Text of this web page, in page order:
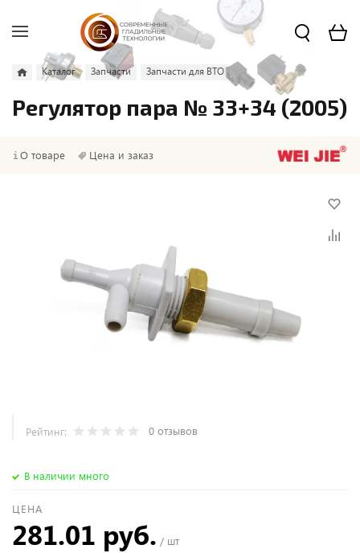
Каталог Запчасти Запчасти для ВТО
Регулятор пара № 33+34 (2005)
О товаре Цена и заказ
Рейтинг: 0 отзывов
В наличии много
ЦЕНА
281.01 руб. / шт